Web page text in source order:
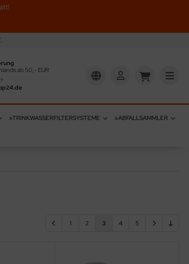
ab 50,- EUR
»TRINKWASSERFILTERSYSTEME
»ABFALLSAMMLER
1 2 3 4 5